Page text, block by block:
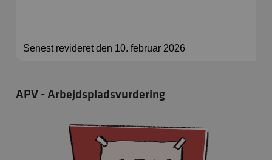
APV - Arbejdspladsvurdering
Senest revideret den 10. februar 2026